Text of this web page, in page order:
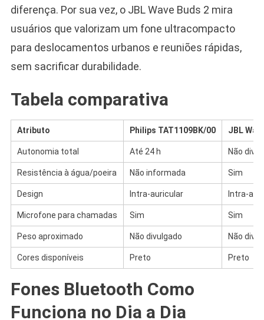
diferença. Por sua vez, o JBL Wave Buds 2 mira
usuários que valorizam um fone ultracompacto
para deslocamentos urbanos e reuniões rápidas,
sem sacrificar durabilidade.
Tabela comparativa
Atributo Philips TAT1109BK/00 JBL
Autonomia total Até 24 h Não
Resistência à água/poeira Não informada Sim
Design Intra-auricular Intra-
Microfone para chamadas Sim Sim
Peso aproximado Não divulgado Não
Cores disponíveis Preto Preto
Fones Bluetooth Como
Funciona no Dia a Dia